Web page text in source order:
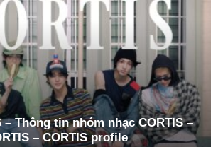
– Thông tin nhóm nhạc CORTIS –
– CORTIS profile